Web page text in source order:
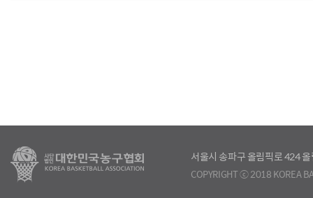
서울시 송파구 올림픽로 424
COPYRIGHT ⓒ 2018 KOREA